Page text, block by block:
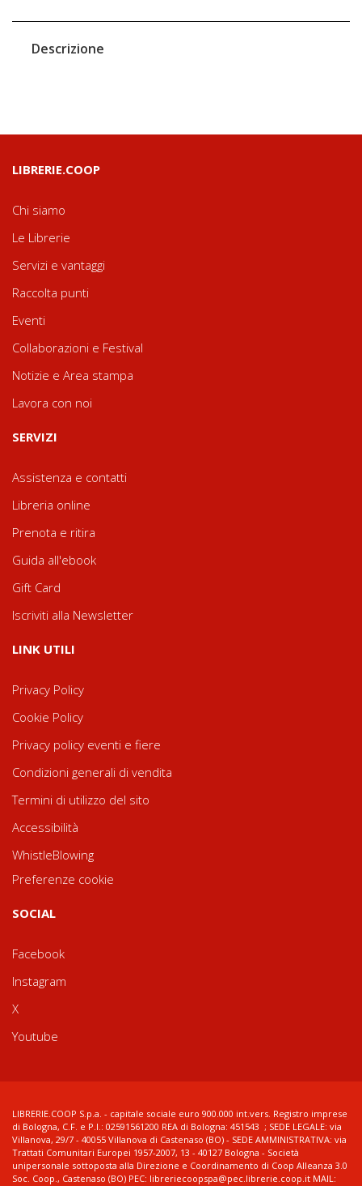
Descrizione
LIBRERIE.COOP
Chi siamo
Le Librerie
Servizi e vantaggi
Raccolta punti
Eventi
Collaborazioni e Festival
Notizie e Area stampa
Lavora con noi
SERVIZI
Assistenza e contatti
Libreria online
Prenota e ritira
Guida all'ebook
Gift Card
Iscriviti alla Newsletter
LINK UTILI
Privacy Policy
Cookie Policy
Privacy policy eventi e fiere
Condizioni generali di vendita
Termini di utilizzo del sito
Accessibilità
WhistleBlowing
Preferenze cookie
SOCIAL
Facebook
Instagram
X
Youtube
LIBRERIE.COOP S.p.a. - capitale sociale euro 900.000 int.vers. Registro imprese
di Bologna, C.F. e P.I.: 02591561200 REA di Bologna: 451543 ; SEDE LEGALE: via
Villanova, 29/7 - 40055 Villanova di Castenaso (BO) - SEDE AMMINISTRATIVA: via
Trattati Comunitari Europei 1957-2007, 13 - 40127 Bologna - Società
unipersonale sottoposta alla Direzione e Coordinamento di Coop Alleanza 3.0
Soc. Coop., Castenaso (BO) PEC: libreriecoopspa@pec.librerie.coop.it MAIL: